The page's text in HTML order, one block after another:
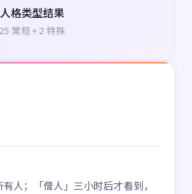
人格类型结果
25 常规 + 2 特殊
有人；「僧人」三小时后才看到，